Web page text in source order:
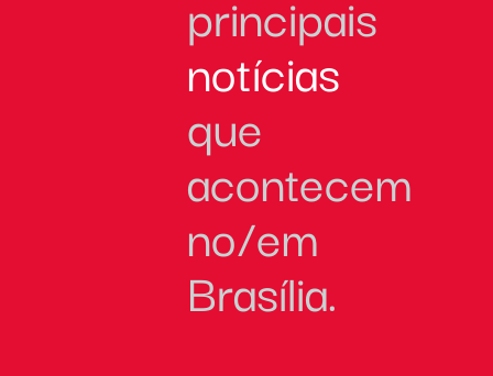
principais
notícias
que
acontecem
no/em
Brasília.